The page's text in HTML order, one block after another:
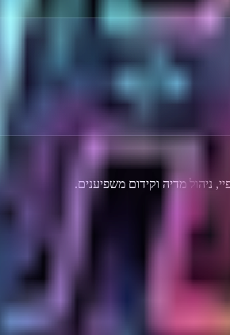
ניהול מדיה וקידום משפיענים.